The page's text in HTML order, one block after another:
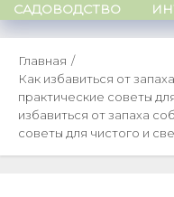
САДОВОДСТВО
Главная
Как избавиться от
практические советы
избавиться от запаха
советы для чистого и